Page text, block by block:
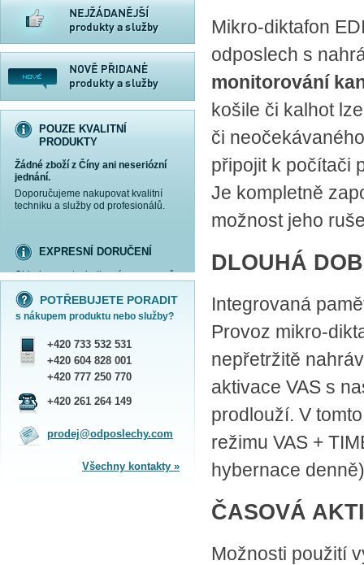
POUZE KVALITNÍ
PRODUKTY
Žádné zboží z Číny ani neseriózní
jednání.
Doporučujeme nakupovat kvalitní
techniku a služby od profesionálů.
více informací »
EXPRESNÍ DORUČENÍ
Objednanou techniku vám expresně
Praha - DNES
ČR - ZÍTRA DO 17 HODIN
Dále zasíláme zboží Obchodním
balíkem České pošty nebo přepravní
službou PPL.
více informací »
SHOWROOM PRAHA
Náš sortiment si můžete
prohlédnout, vyzkoušet a zakoupit
Jsme zkušení odborníci a rádi vám s
více informací »
více informací »
POTŘEBUJETE PORADIT
s nákupem produktu nebo služby?
+420 733 532 531
+420 604 828 001
+420 777 250 770
+420 261 264 149
prodej@odposlechy.com
Všechny kontakty »
Mikro-diktafon
odposlech s
monitorování
košile či kalhot
či
připojit k počítači
Je kompletně
možnost jeho
DLOUHÁ
Integrovaná
Provoz mikro-
nepřetržitě
aktivace VAS s
prodlouží. V
režimu VAS +
hybernace
ČASOVÁ
Možnosti použití